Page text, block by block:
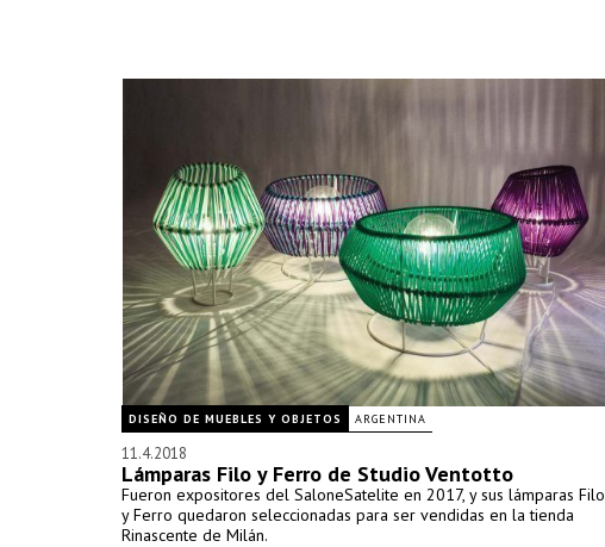
DISEÑO DE MUEBLES Y OBJETOS ARGENTINA
11.4.2018
Lámparas Filo y Ferro de Studio Ventotto
Fueron expositores del SaloneSatelite en 2017, y sus lámparas Filo
y Ferro quedaron seleccionadas para ser vendidas en la tienda
Rinascente de Milán.